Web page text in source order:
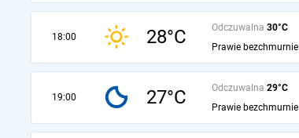
18:00 28°C Odczuwalna 30°C
Prawie bezchmurnie
19:00 27°C Odczuwalna 29°C
Prawie bezchmurnie